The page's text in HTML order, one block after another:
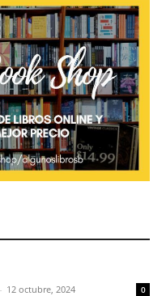
- 12 octubre, 2024 0